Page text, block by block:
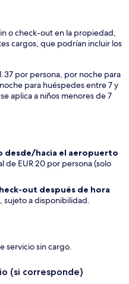
o check-out en la propiedad,
cargos, que podrían incluir los
por persona, por noche para
para huéspedes entre 7 y
aplica a niños menores de 7
desde/hacia el aeropuerto
de EUR 20 por persona (solo
out después de hora
sujeto a disponibilidad.
servicio sin cargo.
(si corresponde)